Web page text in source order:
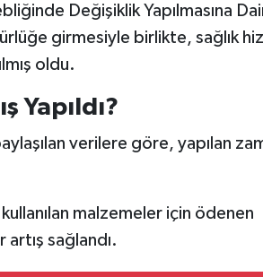
Değişiklik Yapılmasına
girmesiyle birlikte, sağlık
oldu.
Yapıldı?
verilere göre, yapılan
malzemeler için ödenen
artış sağlandı.